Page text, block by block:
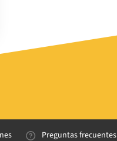
Preguntas frecuentes